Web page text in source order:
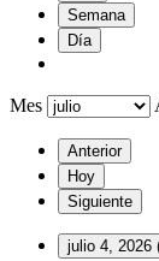
Semana
Día
Mes
Anterior
Hoy
Siguiente
julio 4, 2026